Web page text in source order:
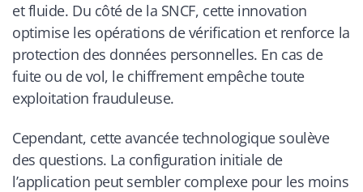
et fluide. Du côté de la SNCF, cette innovation
optimise les opérations de vérification et renforce la
protection des données personnelles. En cas de
fuite ou de vol, le chiffrement empêche toute
exploitation frauduleuse.
Cependant, cette avancée technologique soulève
des questions. La configuration initiale de
l’application peut sembler complexe pour les moins